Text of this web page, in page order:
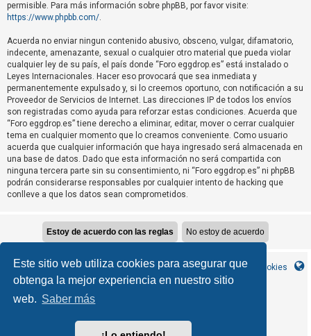
Este sitio web utiliza cookies para asegurar que
obtenga la mejor experiencia en nuestro sitio
web. Saber más
e
m
a
s
s
i
n
r
e
s
s
t
a
permisible. Para más información sobre phpBB, por favor visite:
https://www.phpbb.com/.
Acuerda no enviar ningun contenido abusivo, obsceno, vulgar, difamatorio,
indecente, amenazante, sexual o cualquier otro material que pueda violar
cualquier ley de su país, el país donde “Foro eggdrop.es” está instalado o
Leyes Internacionales. Hacer eso provocará que sea inmediata y
permanentemente expulsado y, si lo creemos oportuno, con notificación a su
Proveedor de Servicios de Internet. Las direcciones IP de todos los envíos
son registradas como ayuda para reforzar estas condiciones. Acuerda que
“Foro eggdrop.es” tiene derecho a eliminar, editar, mover o cerrar cualquier
tema en cualquier momento que lo creamos conveniente. Como usuario
acuerda que cualquier información que haya ingresado será almacenada en
una base de datos. Dado que esta información no será compartida con
ninguna tercera parte sin su consentimiento, ni “Foro eggdrop.es” ni phpBB
podrán considerarse responsables por cualquier intento de hacking que
conlleve a que los datos sean comprometidos.
Inicio Índice general Borrar cookies
Contáctanos
Desarrollado porphpBB® Forum Software © phpBB Limited